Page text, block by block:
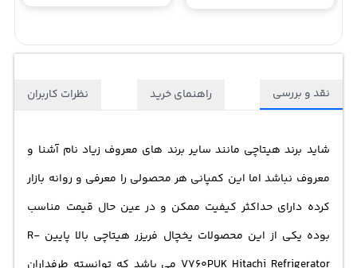
نقد و بررسی راهنمای خرید نظرات کاربران
شاید برند هیتاچی مانند سایر برند های معروف زیاد نام آشنا و
معروف نباشد اما این کمپانی هر محصولی را معرفی و روانه بازار
کرده دارای حداکثر کیفیت ممکن و در عین حال قیمت مناسب
بوده یکی از این محصولات یخچال فریزر هیتاچی
بالا پایین R-